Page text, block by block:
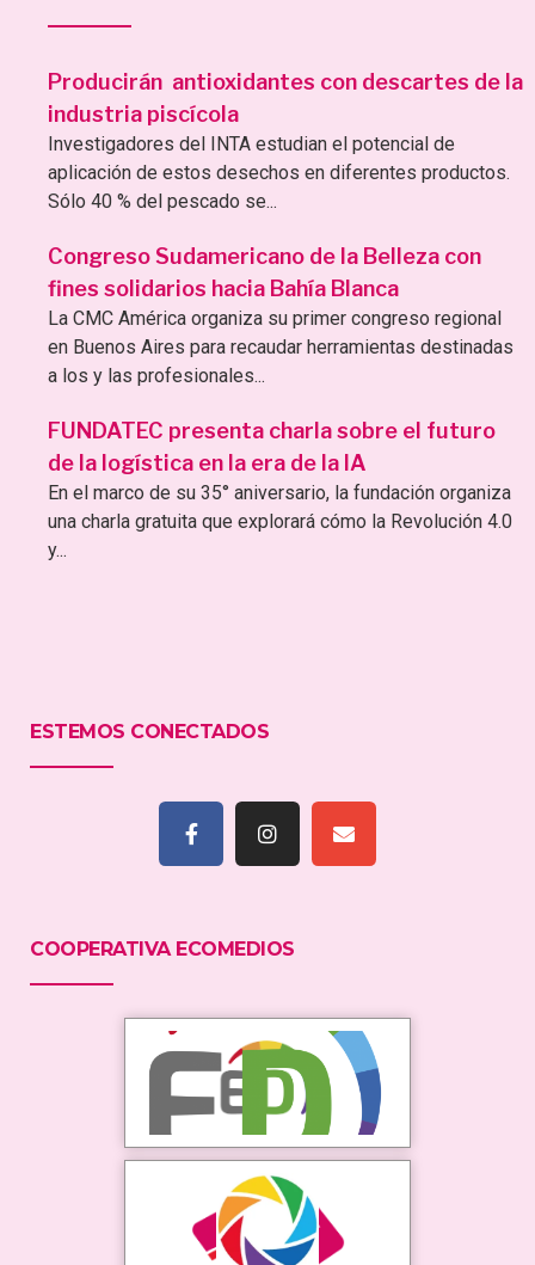
Producirán antioxidantes con descartes de la
industria piscícola
Investigadores del INTA estudian el potencial de
aplicación de estos desechos en diferentes productos.
Sólo 40 % del pescado se...
Congreso Sudamericano de la Belleza con
fines solidarios hacia Bahía Blanca
La CMC América organiza su primer congreso regional
en Buenos Aires para recaudar herramientas destinadas
a los y las profesionales...
FUNDATEC presenta charla sobre el futuro
de la logística en la era de la IA
En el marco de su 35° aniversario, la fundación organiza
una charla gratuita que explorará cómo la Revolución 4.0
y...
ESTEMOS CONECTADOS
COOPERATIVA ECOMEDIOS